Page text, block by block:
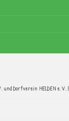
Dorfverein HELDEN e.V. |